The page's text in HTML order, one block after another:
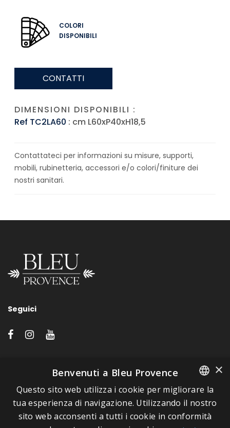
COLORI
DISPONIBILI
CONTATTI
DIMENSIONI DISPONIBILI :
Ref TC2LA60 : cm L60xP40xH18,5
Contattateci per informazioni su misure, supporti,
mobili, rubinetteria, accessori e/o colori/finiture dei
nostri sanitari.
Seguici
A proposito di Bleu Provence
Informazioni legali
FRENCH
ITALIAN
×
Benvenuti a Bleu Provence
Questo sito web utilizza i cookie per migliorare la
tua esperienza di navigazione. Utilizzando il nostro
sito web acconsenti a tutti i cookie in conformità